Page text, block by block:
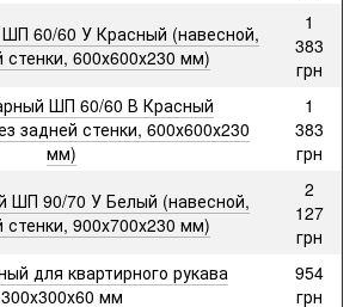
60/60 У Красный (навесной,
стенки, 600х600х230 мм)
1
383
грн
ШП 60/60 В Красный
задней стенки, 600х600х230
мм)
1
383
грн
90/70 У Белый (навесной,
стенки, 900х700х230 мм)
2
127
грн
для квартирного рукава
300х300х60 мм
954
грн